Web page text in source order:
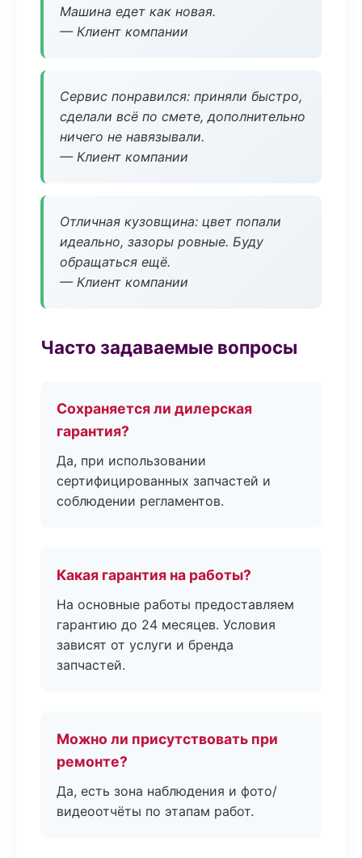
Машина едет как новая.
— Клиент компании
Сервис понравился: приняли быстро,
сделали всё по смете, дополнительно
ничего не навязывали.
— Клиент компании
Отличная кузовщина: цвет попали
идеально, зазоры ровные. Буду
обращаться ещё.
— Клиент компании
Часто задаваемые вопросы
Сохраняется ли дилерская
гарантия?
Да, при использовании
сертифицированных запчастей и
соблюдении регламентов.
Какая гарантия на работы?
На основные работы предоставляем
гарантию до 24 месяцев. Условия
зависят от услуги и бренда
запчастей.
Можно ли присутствовать при
ремонте?
Да, есть зона наблюдения и фото/
видеоотчёты по этапам работ.